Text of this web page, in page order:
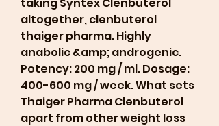
altogether, clenbuterol
thaiger pharma. Highly
anabolic &amp; androgenic.
Potency: 200 mg / ml. Dosage:
400-600 mg / week. What sets
Thaiger Pharma Clenbuterol
apart from other weight loss